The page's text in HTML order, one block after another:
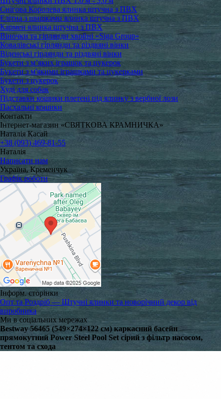
Снігова Королева ялинка штучна з ПВХ
Елітна з шишками ялинка штучна з ПВХ
Кармен ялинка штучна з ПВХ
Віночки та гірлянди хвойні «Siga Group»
Ковалівські гірлянди та різдвяні вінки
Віденські гірлянди та різдвяні вінки
Букети з м’яких іграшок та цукерок
Букети з м'якими іграшками та цукерками
Букети з цукерок
Худі для собак
Підставки кошики плетені під ялинку з вербної лози
Пасхальні кошики
Контакти
Інтернет-магазин «СВЯТКОВА КРАМНИЧКА»
Наталія Касай
+38 (093) 469-81-55
Наталія
Написати нам
Україна, Кременчук
Графік роботи
Інформ. сторінки
Опт та Роздріб — Штучні ялинки та новорічний декор від
виробника
Ми в соціальних мережах
Bestway 56465 (549×274×122 см) каркасний басейн
прямокутний Power Steel Pool Set сірий з фільтр насосом,
тентом та схода